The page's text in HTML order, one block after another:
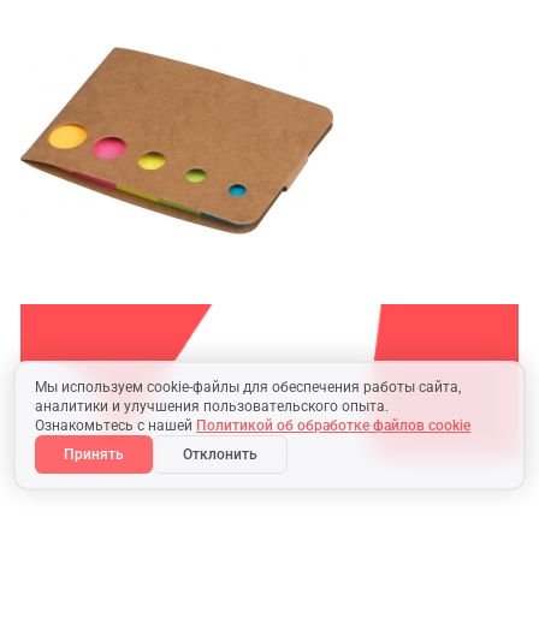
Мы используем cookie-файлы для обеспечения работы сайта,
аналитики и улучшения пользовательского опыта.
Ознакомьтесь с нашей Политикой об обработке файлов cookie
Принять
Отклонить